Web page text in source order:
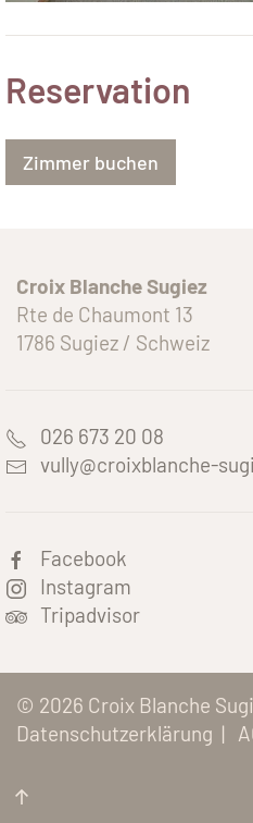
Reservation
Zimmer buchen
Croix Blanche Sugiez
Rte de Chaumont 13
1786 Sugiez / Schweiz
026 673 20 08
vully@croixblanche-
Facebook
Instagram
Tripadvisor
© 2026 Croix Blanche
Datenschutzerklärung |